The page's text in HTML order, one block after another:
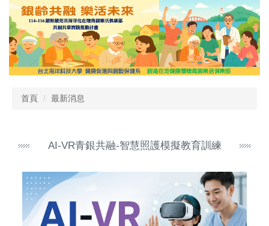
跳
到
主
要
內
首頁
最新消息
AI-VR青銀共融-智慧照護模擬教育訓練